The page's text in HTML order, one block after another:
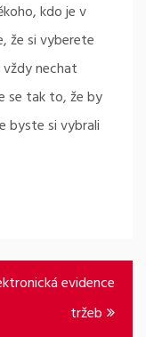
kdo je v
že si vyberete
nechat
se tak to, že by
byste si vybrali
evidence
tržeb